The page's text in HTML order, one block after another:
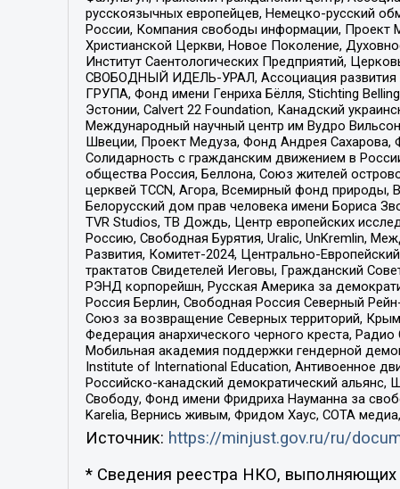
русскоязычных европейцев, Немецко-русский
России, Компания свободы информации, Проект
Христианской Церкви, Новое Поколение,
Институт Саентологических Предприятий,
СВОБОДНЫЙ ИДЕЛЬ-УРАЛ, Ассоциация развития
ГРУПА, Фонд имени Генриха Бёлля, Stichting
Эстонии, Calvert 22 Foundation, Канадский
Международный научный центр им Вудро
Швеции, Проект Медуза, Фонд Андрея Сахарова,
Солидарность с гражданским движением в
общества Россия, Беллона, Союз жителей
церквей TCCN, Агора, Всемирный фонд природы,
Белорусский дом прав человека имени Бориса
TVR Studios, ТВ Дождь, Центр европейских
Россию, Свободная Бурятия, Uralic, UnKremlin,
Развития, Комитет-2024, Центрально-
трактатов Свидетелей Иеговы, Гражданский
РЭНД корпорейшн, Русская Америка за
Россия Берлин, Свободная Россия Северный
Союз за возвращение Северных территорий,
Федерация анархического черного креста,
Мобильная академия поддержки гендерной
Institute of International Education, Антивоенное
Российско-канадский демократический
Свободу, Фонд имени Фридриха Науманна за
Karelia, Вернись живым, Фридом Хаус, СОТА
Источник: https://minjust.gov.ru/ru/
* Сведения реестра НКО, выполняющих